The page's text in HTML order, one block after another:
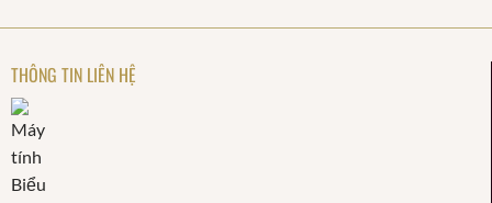
THÔNG TIN LIÊN HỆ